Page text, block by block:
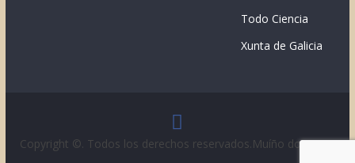
Todo Ciencia
Xunta de Galicia